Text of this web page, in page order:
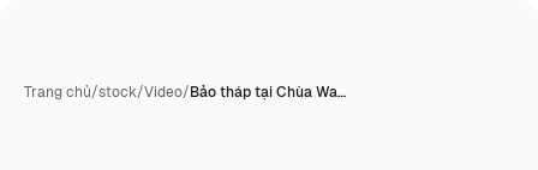
Trang chủ/stock/Video/Bảo tháp tại Chùa Wa…